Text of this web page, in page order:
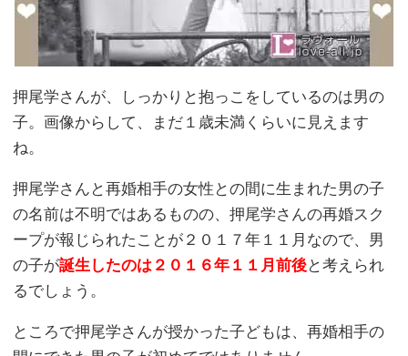
押尾学さんが、しっかりと抱っこをしているのは男の
子。画像からして、まだ１歳未満くらいに見えます
ね。
押尾学さんと再婚相手の女性との間に生まれた男の子
の名前は不明ではあるものの、押尾学さんの再婚スク
ープが報じられたことが２０１７年１１月なので、男
の子が誕生したのは２０１６年１１月前後と考えられ
るでしょう。
ところで押尾学さんが授かった子どもは、再婚相手の